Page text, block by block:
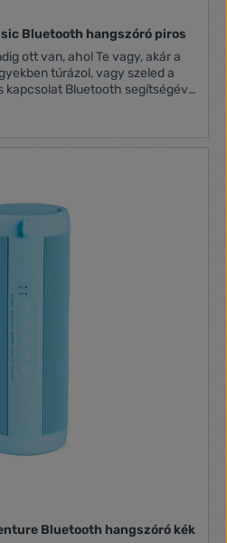
Bluetooth hangszóró piros
ott van, ahol Te vagy, akár a
túrázol, vagy szeled a
kapcsolat Bluetooth segítségével
lejátszódat.
tartomány: 80 Hz - 20
Bluetooth hangszóró kék